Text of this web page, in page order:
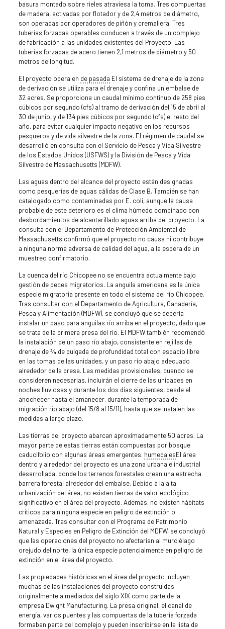
basura montado sobre rieles atraviesa la toma. Tres compuertas
de madera, activadas por flotador y de 2,4 metros de diámetro,
son operadas por operadores de piñón y cremallera. Tres
tuberías forzadas operables conducen a través de un complejo
de fabricación a las unidades existentes del Proyecto. Las
tuberías forzadas de acero tienen 2,1 metros de diámetro y 50
metros de longitud.
El proyecto opera en de pasada El sistema de drenaje de la zona
de derivación se utiliza para el drenaje y confina un embalse de
32 acres. Se proporciona un caudal mínimo continuo de 258 pies
cúbicos por segundo (cfs) al tramo de derivación del 15 de abril al
30 de junio, y de 134 pies cúbicos por segundo (cfs) el resto del
año, para evitar cualquier impacto negativo en los recursos
pesqueros y de vida silvestre de la zona. El régimen de caudal se
desarrolló en consulta con el Servicio de Pesca y Vida Silvestre
de los Estados Unidos (USFWS) y la División de Pesca y Vida
Silvestre de Massachusetts (MDFW).
Las aguas dentro del alcance del proyecto están designadas
como pesquerías de aguas cálidas de Clase B. También se han
catalogado como contaminadas por E. coli, aunque la causa
probable de este deterioro es el clima húmedo combinado con
desbordamientos de alcantarillado aguas arriba del proyecto. La
consulta con el Departamento de Protección Ambiental de
Massachusetts confirmó que el proyecto no causa ni contribuye
a ninguna norma adversa de calidad del agua, a la espera de un
muestreo confirmatorio.
La cuenca del río Chicopee no se encuentra actualmente bajo
gestión de peces migratorios. La anguila americana es la única
especie migratoria presente en todo el sistema del río Chicopee.
Tras consultar con el Departamento de Agricultura, Ganadería,
Pesca y Alimentación (MDFW), se concluyó que se debería
instalar un paso para anguilas río arriba en el proyecto, dado que
se trata de la primera presa del río. El MDFW también recomendó
la instalación de un paso río abajo, consistente en rejillas de
drenaje de ¾ de pulgada de profundidad total con espacio libre
en las tomas de las unidades, y un paso río abajo adecuado
alrededor de la presa. Las medidas provisionales, cuando se
consideren necesarias, incluirán el cierre de las unidades en
noches lluviosas y durante los dos días siguientes, desde el
anochecer hasta el amanecer, durante la temporada de
migración río abajo (del 15/8 al 15/11), hasta que se instalen las
medidas a largo plazo.
Las tierras del proyecto abarcan aproximadamente 50 acres. La
mayor parte de estas tierras están compuestas por bosque
caducifolio con algunas áreas emergentes. humedalesEl área
dentro y alrededor del proyecto es una zona urbana e industrial
desarrollada, donde los terrenos forestales crean una estrecha
barrera forestal alrededor del embalse. Debido a la alta
urbanización del área, no existen tierras de valor ecológico
significativo en el área del proyecto. Además, no existen hábitats
críticos para ninguna especie en peligro de extinción o
amenazada. Tras consultar con el Programa de Patrimonio
Natural y Especies en Peligro de Extinción del MDFW, se concluyó
que las operaciones del proyecto no afectarían al murciélago
orejudo del norte, la única especie potencialmente en peligro de
extinción en el área del proyecto.
Las propiedades históricas en el área del proyecto incluyen
muchas de las instalaciones del proyecto construidas
originalmente a mediados del siglo XIX como parte de la
empresa Dwight Manufacturing. La presa original, el canal de
energía, varios puentes y las compuertas de la tubería forzada
formaban parte del complejo y pueden inscribirse en la lista de